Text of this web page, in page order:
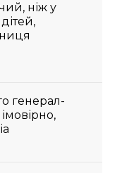
ніж у
генерал-